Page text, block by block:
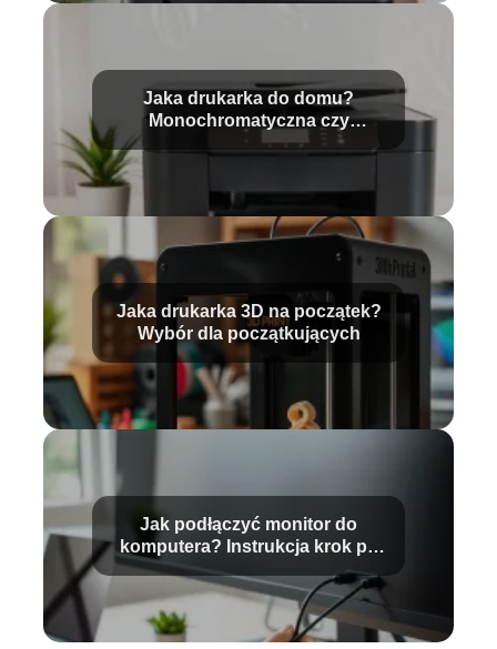
Jaka drukarka do domu?
Monochromatyczna czy
kolorowa?
Jaka drukarka 3D na początek?
Wybór dla początkujących
Jak podłączyć monitor do
komputera? Instrukcja krok po